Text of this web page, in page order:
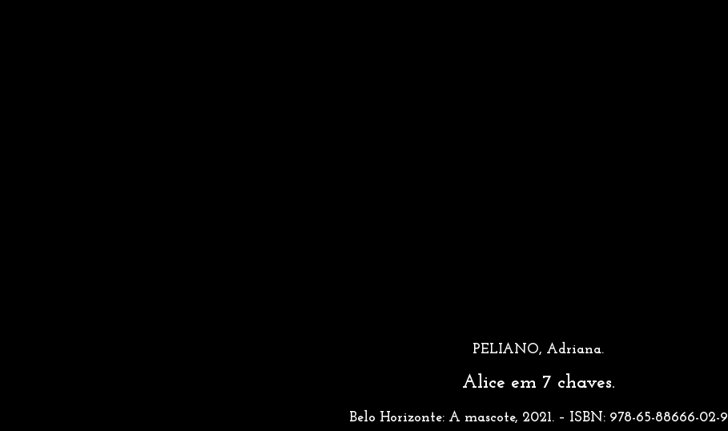
PELIANO, Adriana.
Alice em 7 chaves.
Belo Horizonte: A mascote, 2021. – ISBN: 978-65-88666-02-9